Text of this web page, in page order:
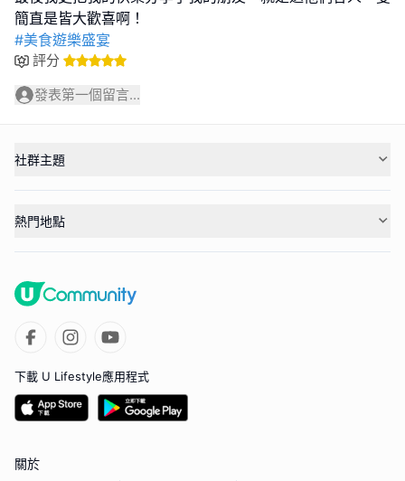
#美食遊樂盛宴
評分
發表第一個留言...
社群主題
熱門地點
下載 U Lifestyle應用程式
關於